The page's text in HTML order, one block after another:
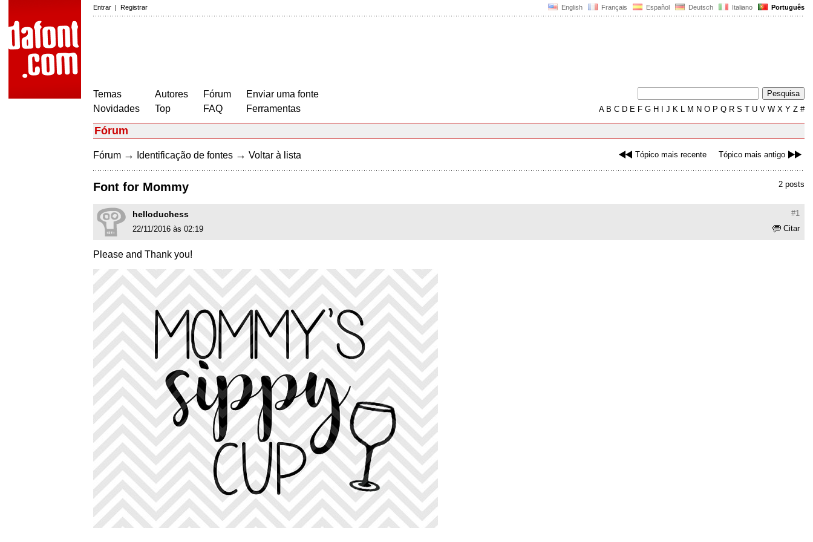
English Français Español Deutsch Italiano Português
Entrar | Registrar
Temas
Novidades
Autores
Top
Fórum
FAQ
Enviar uma fonte
Ferramentas
AB C D E F G H J K L M N O P Q R S T U V W X Y Z #
Fórum
Tópico mais recente Tópico mais antigo
Fórum → Identificação de fontes → Voltar à lista
2 posts
Font for Mommy
#1
helloduchess
Citar
22/11/2016 às 02:19
Please and Thank you!